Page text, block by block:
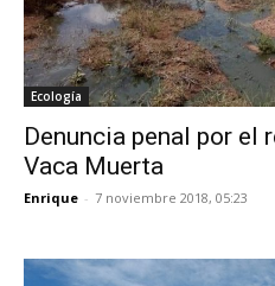
Ecología
Denuncia penal por el
Vaca Muerta
Enrique - 7 noviembre 2018, 05:23